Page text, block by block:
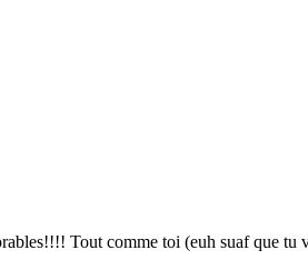
Tout comme toi (euh suaf que tu